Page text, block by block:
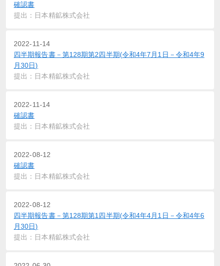
確認書
提出：日本精鉱株式会社
2022-11-14
四半期報告書－第128期第2四半期(令和4年7月1日－令和4年9
月30日)
提出：日本精鉱株式会社
2022-11-14
確認書
提出：日本精鉱株式会社
2022-08-12
確認書
提出：日本精鉱株式会社
2022-08-12
四半期報告書－第128期第1四半期(令和4年4月1日－令和4年6
月30日)
提出：日本精鉱株式会社